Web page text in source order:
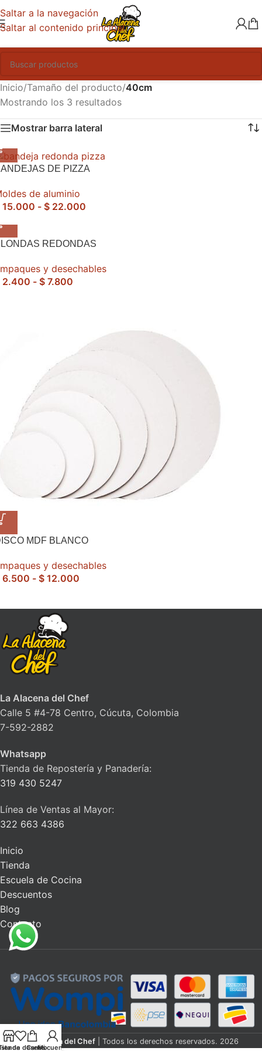
Saltar a la navegación
Saltar al contenido principal
Inicio/Tamaño del producto/40cm
Mostrando los 3 resultados
Mostrar barra lateral
DE PIZZA
de aluminio
15.000 - $ 22.000
REDONDAS
y desechables
2.400 - $ 7.800
MDF BLANCO
y desechables
6.500 - $ 12.000
La Alacena del Chef
Calle 5 #4-78 Centro, Cúcuta, Colombia
7-592-2882
Whatsapp
Tienda de Repostería y Panadería:
319 430 5247
Línea de Ventas al Mayor:
322 663 4386
Inicio
Tienda
Escuela de Cocina
Descuentos
Blog
Contacto
La Alacena del Chef | Todos los derechos reservados. 2026
de deseos
CarritoMi cuenta